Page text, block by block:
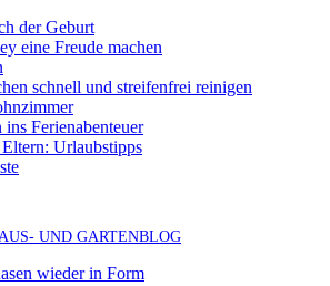
der Geburt
eine Freude machen
schnell und streifenfrei reinigen
Ferienabenteuer
Urlaubstipps
UND GARTENBLOG
wieder in Form